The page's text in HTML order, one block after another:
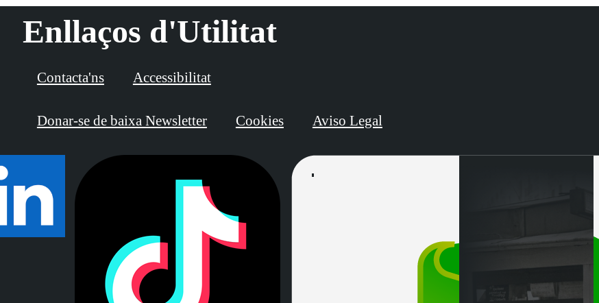
Enllaços d'Utilitat
Contacta'ns Accessibilitat
Donar-se de baixa Newsletter Cookies Aviso Legal